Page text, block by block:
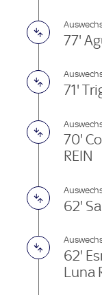
77'
71'
70'
REIN
62'
62'
Luna